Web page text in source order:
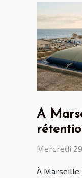
À
Mercredi
À